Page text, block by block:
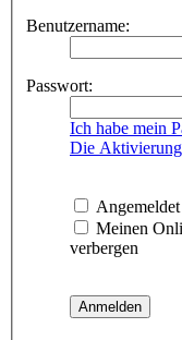
Benutzername:
Passwort:
Ich habe mein
Die
Meinen
verbergen